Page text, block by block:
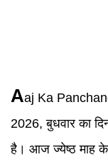
Aaj Ka
2026, बुधवार का दिन
है। आज ज्येष्ठ माह के